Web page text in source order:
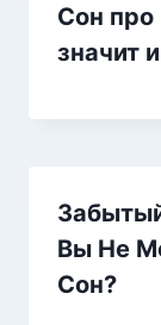
Сон про
значит
Вы Не
Сон?